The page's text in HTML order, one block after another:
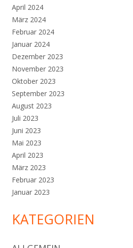
April 2024
März 2024
Februar 2024
Januar 2024
Dezember 2023
November 2023
Oktober 2023
September 2023
August 2023
Juli 2023
Juni 2023
Mai 2023
April 2023
März 2023
Februar 2023
Januar 2023
KATEGORIEN